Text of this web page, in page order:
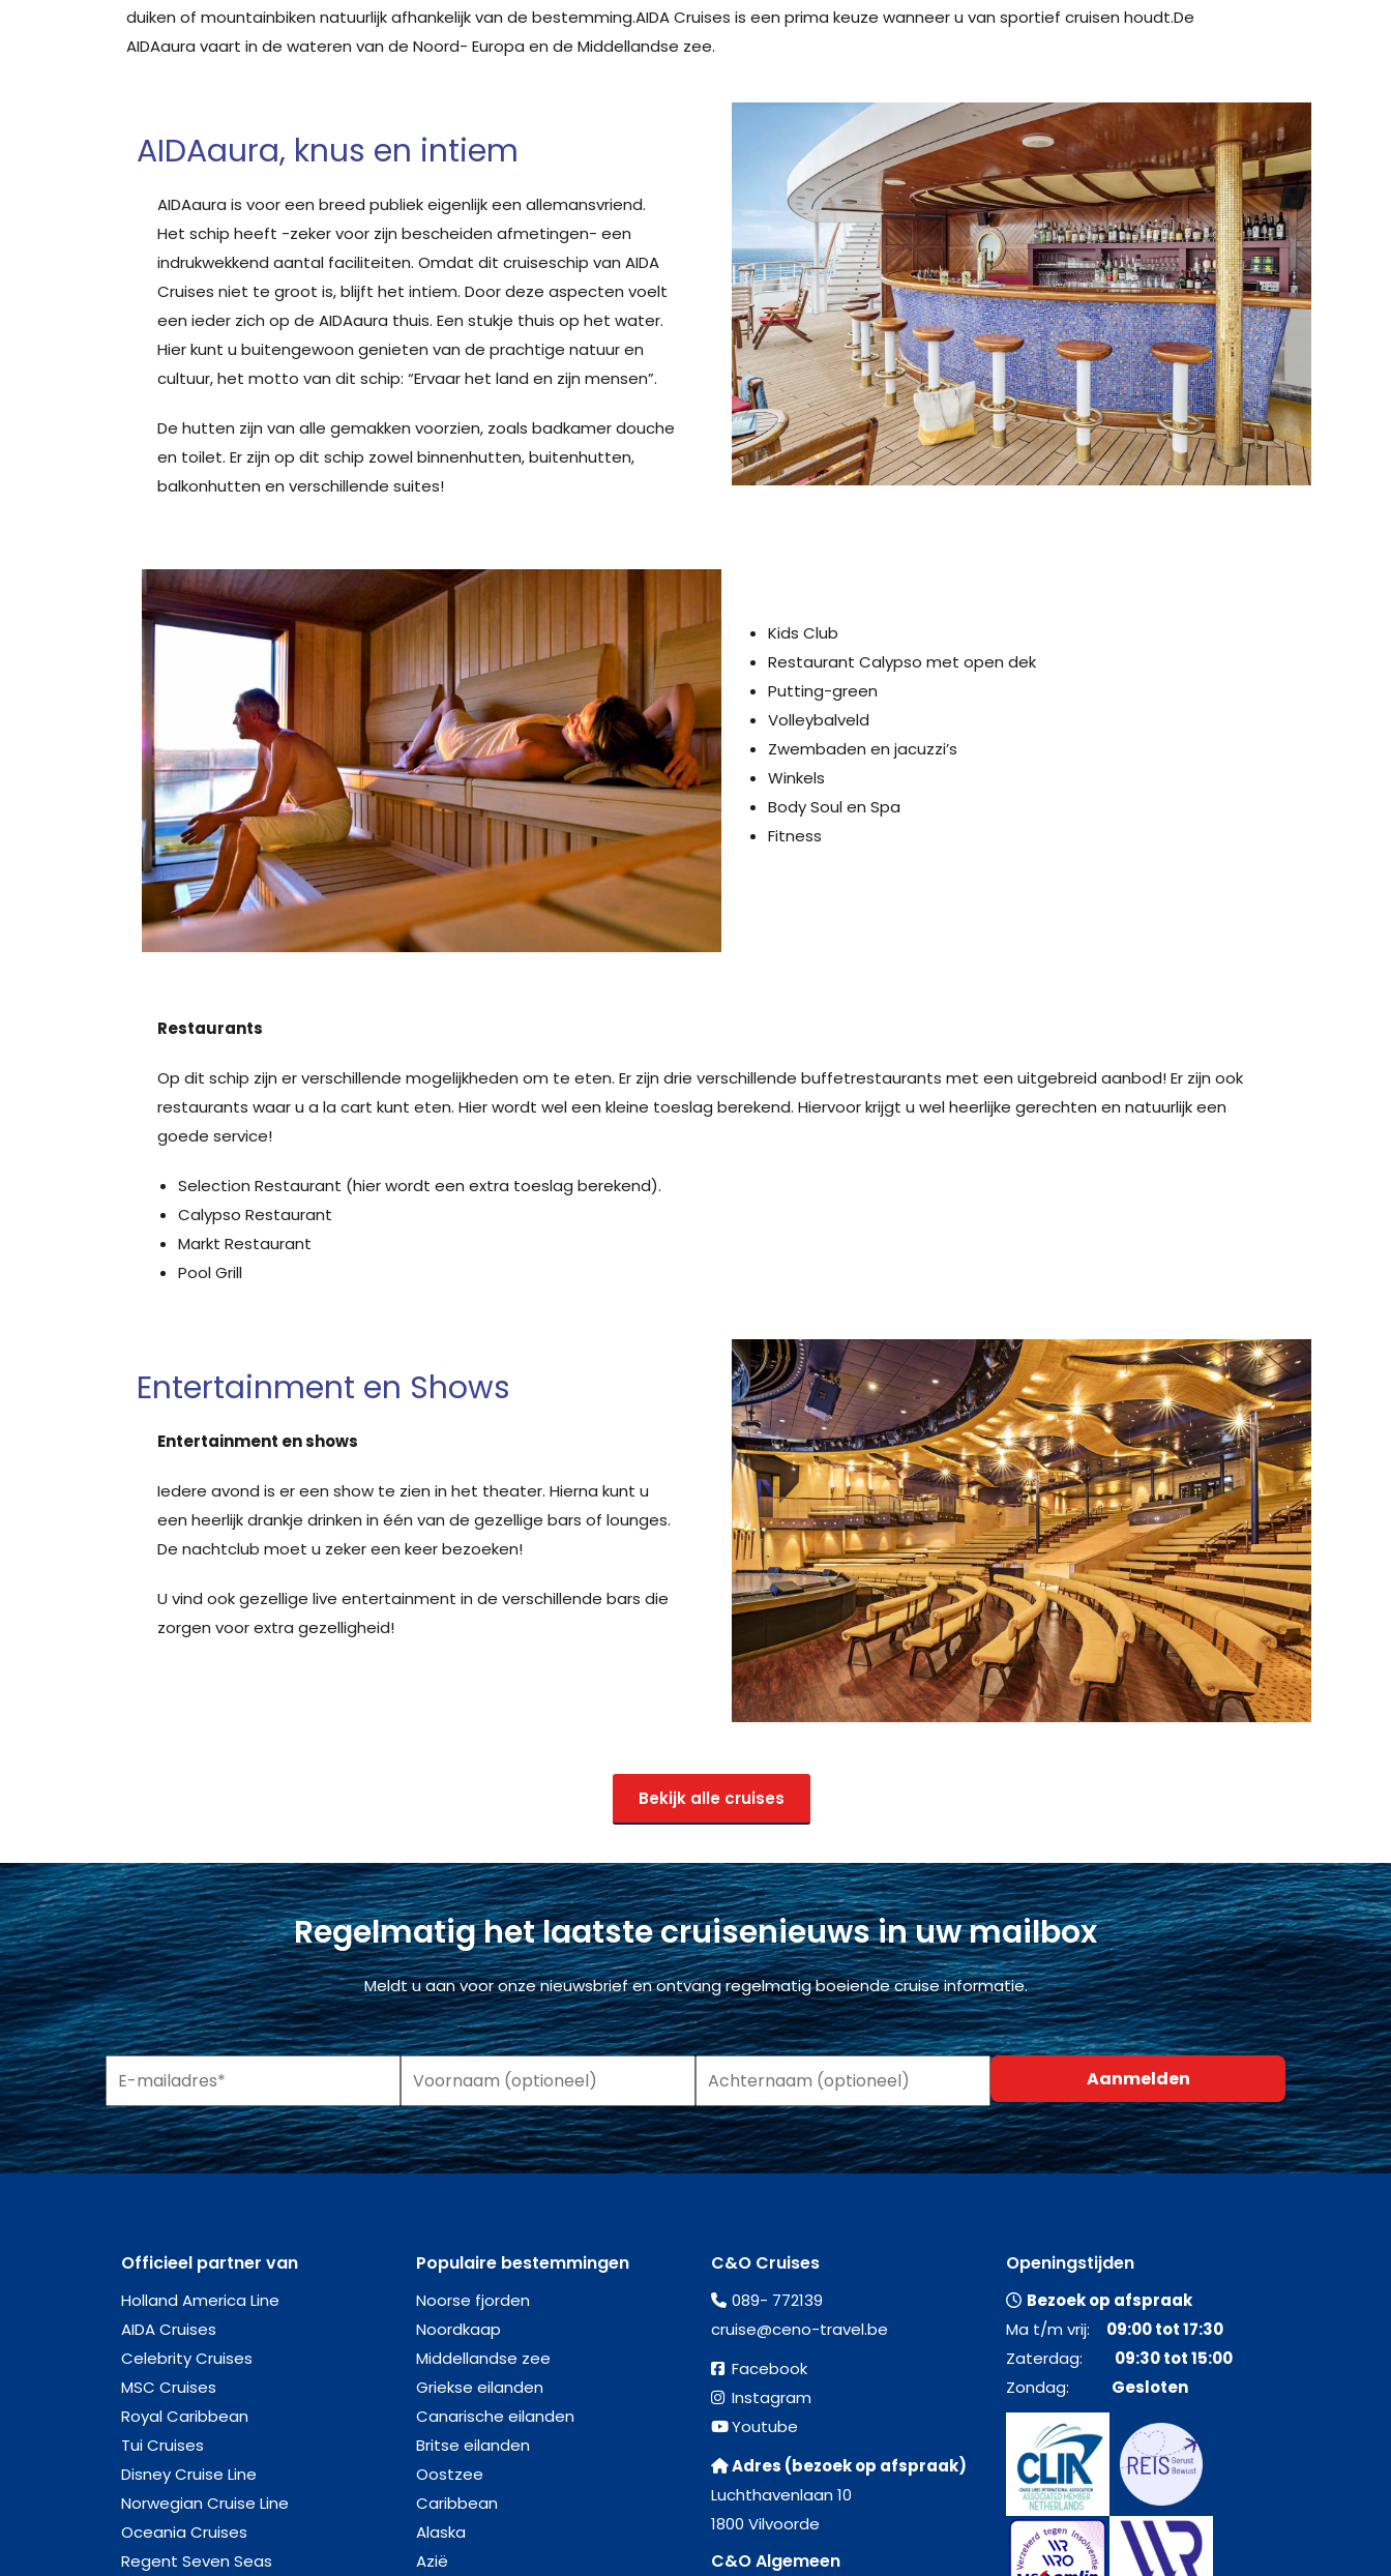
duiken of mountainbiken natuurlijk afhankelijk van de bestemming.AIDA Cruises is een prima keuze wanneer u van sportief cruisen houdt.De
AIDAaura vaart in de wateren van de Noord- Europa en de Middellandse zee.
AIDAaura, knus en intiem
AIDAaura is voor een breed publiek eigenlijk een allemansvriend.
Het schip heeft -zeker voor zijn bescheiden afmetingen- een
indrukwekkend aantal faciliteiten. Omdat dit cruiseschip van AIDA
Cruises niet te groot is, blijft het intiem. Door deze aspecten voelt
een ieder zich op de AIDAaura thuis. Een stukje thuis op het water.
Hier kunt u buitengewoon genieten van de prachtige natuur en
cultuur, het motto van dit schip: “Ervaar het land en zijn mensen”.
De hutten zijn van alle gemakken voorzien, zoals badkamer douche
en toilet. Er zijn op dit schip zowel binnenhutten, buitenhutten,
balkonhutten en verschillende suites!
Kids Club
Restaurant Calypso met open dek
Putting-green
Volleybalveld
Zwembaden en jacuzzi’s
Winkels
Body Soul en Spa
Fitness
Restaurants
Op dit schip zijn er verschillende mogelijkheden om te eten. Er zijn drie verschillende buffetrestaurants met een uitgebreid aanbod! Er zijn ook
restaurants waar u a la cart kunt eten. Hier wordt wel een kleine toeslag berekend. Hiervoor krijgt u wel heerlijke gerechten en natuurlijk een
goede service!
Selection Restaurant (hier wordt een extra toeslag berekend).
Calypso Restaurant
Markt Restaurant
Pool Grill
Entertainment en Shows
Entertainment en shows
Iedere avond is er een show te zien in het theater. Hierna kunt u
een heerlijk drankje drinken in één van de gezellige bars of lounges.
De nachtclub moet u zeker een keer bezoeken!
U vind ook gezellige live entertainment in de verschillende bars die
zorgen voor extra gezelligheid!
Bekijk alle cruises
Regelmatig het laatste cruisenieuws in uw mailbox
Meldt u aan voor onze nieuwsbrief en ontvang regelmatig boeiende cruise informatie.
Officieel partner van
Holland America Line
AIDA Cruises
Celebrity Cruises
MSC Cruises
Royal Caribbean
Tui Cruises
Disney Cruise Line
Norwegian Cruise Line
Oceania Cruises
Regent Seven Seas
Populaire bestemmingen
Noorse fjorden
Noordkaap
Middellandse zee
Griekse eilanden
Canarische eilanden
Britse eilanden
Oostzee
Caribbean
Alaska
Azië
C&O Cruises
089- 772139
cruise@ceno-travel.be
Facebook
Instagram
Youtube
Adres (bezoek op afspraak)
Luchthavenlaan 10
1800 Vilvoorde
C&O Algemeen
Openingstijden
Bezoek op afspraak
Ma t/m vrij: 09:00 tot 17:30
Zaterdag: 09:30 tot 15:00
Zondag: Gesloten